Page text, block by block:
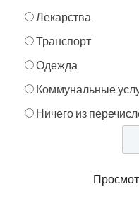
Лекарства
Транспорт
Одежда
Коммунальные
Ничего из